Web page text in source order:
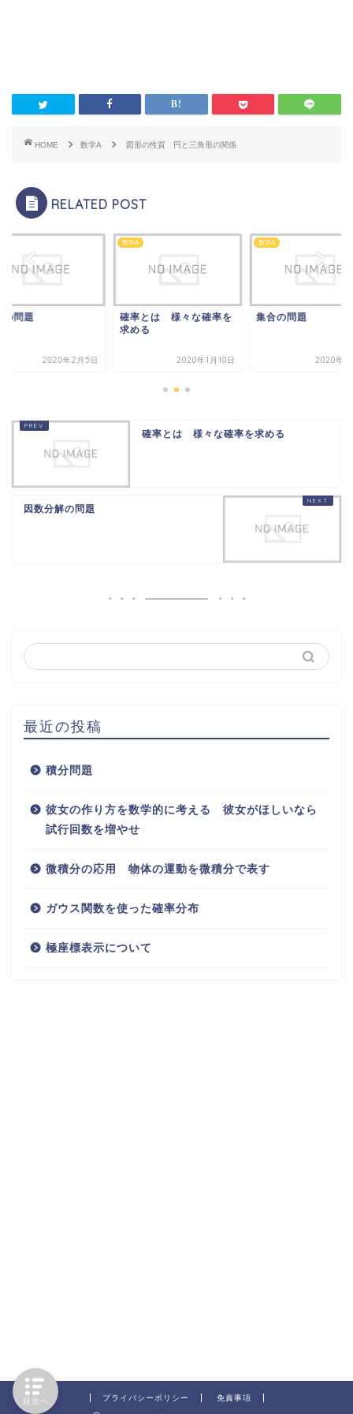
HOME 数学A 図形の性質 円と三角形の関係
RELATED POST
の問題
2020年2月5日
数学A
確率とは 様々な確率を
求める
2020年1月10日
数学A
集合の問題
2020年2
確率とは 様々な確率を求める
因数分解の問題
最近の投稿
積分問題
彼女の作り方を数学的に考える 彼女がほしいなら
試行回数を増やせ
微積分の応用 物体の運動を微積分で表す
ガウス関数を使った確率分布
極座標表示について
プライバシーポリシー 免責事項
目次へ